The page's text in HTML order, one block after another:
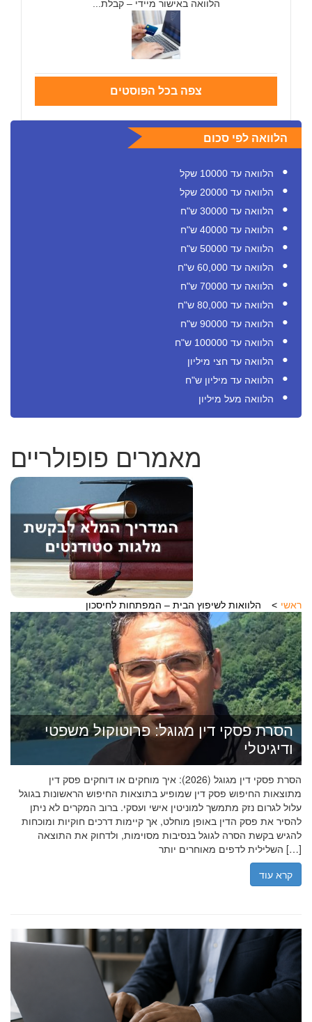
הלוואה באישור מיידי – קבלת...
צפה בכל הפוסטים
הלוואה לפי סכום
הלוואה עד 10000 שקל
הלוואה עד 20000 שקל
הלוואה עד 30000 ש"ח
הלוואה עד 40000 ש"ח
הלוואה עד 50000 ש"ח
הלוואה עד 60,000 ש"ח
הלוואה עד 70000 ש"ח
הלוואה עד 80,000 ש"ח
הלוואה עד 90000 ש"ח
הלוואה עד 100000 ש"ח
הלוואה עד חצי מיליון
הלוואה עד מיליון ש"ח
הלוואה מעל מיליון
מאמרים פופולריים
ראשי הלוואות לשיפוץ הבית – המפתחות לחיסכון
הסרת פסקי דין מגוגל: פרוטוקול משפטי
ודיגיטלי
הסרת פסקי דין מגוגל (2026): איך מוחקים או דוחקים פסק דין
מתוצאות החיפוש פסק דין שמופיע בתוצאות החיפוש הראשונות בגוגל
עלול לגרום נזק מתמשך למוניטין אישי ועסקי. ברוב המקרים לא ניתן
להסיר את פסק הדין באופן מוחלט, אך קיימות דרכים חוקיות ומוכחות
להגיש בקשת הסרה לגוגל בנסיבות מסוימות, ולדחוק את התוצאה
השלילית לדפים מאוחרים יותר […]
קרא עוד